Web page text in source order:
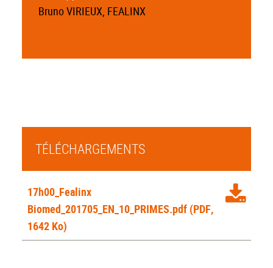
Bruno VIRIEUX, FEALINX
TÉLÉCHARGEMENTS
17h00_Fealinx
Biomed_201705_EN_10_PRIMES.pdf (PDF,
1642 Ko)